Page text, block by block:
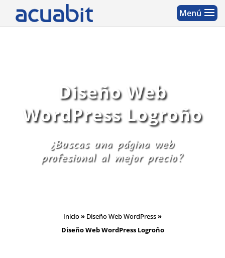
Diseño Web
WordPress Logroño
¿Buscas una página web
profesional al mejor precio?
Inicio» Diseño Web WordPress»
Diseño Web WordPress Logroño